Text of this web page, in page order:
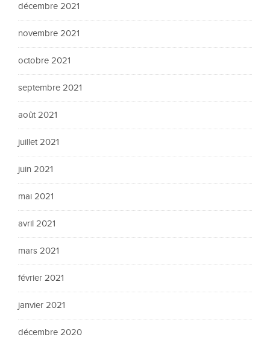
décembre 2021
novembre 2021
octobre 2021
septembre 2021
août 2021
juillet 2021
juin 2021
mai 2021
avril 2021
mars 2021
février 2021
janvier 2021
décembre 2020